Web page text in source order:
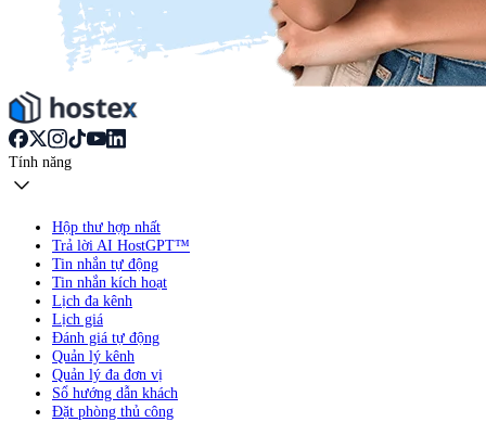
Tính năng
Hộp thư hợp nhất
Trả lời AI HostGPT™
Tin nhắn tự động
Tin nhắn kích hoạt
Lịch đa kênh
Lịch giá
Đánh giá tự động
Quản lý kênh
Quản lý đa đơn vị
Sổ hướng dẫn khách
Đặt phòng thủ công